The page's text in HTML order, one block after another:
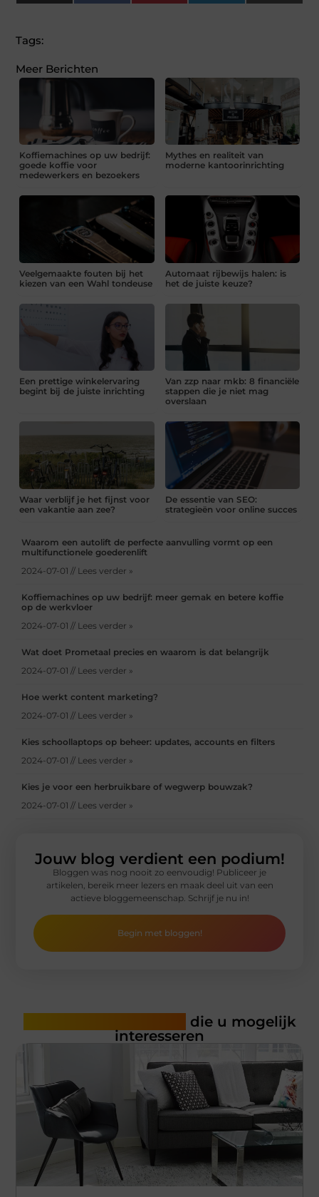
(Twitter)
Tags:
Meer Berichten
Koffiemachines op uw bedrijf:
goede koffie voor
medewerkers en bezoekers
Mythes en realiteit van
moderne kantoorinrichting
Veelgemaakte fouten bij het
kiezen van een Wahl tondeuse
Automaat rijbewijs halen: is
het de juiste keuze?
Een prettige winkelervaring
begint bij de juiste inrichting
Van zzp naar mkb: 8 financiële
stappen die je niet mag
overslaan
Waar verblijf je het fijnst voor
een vakantie aan zee?
De essentie van SEO:
strategieën voor online succes
Waarom een autolift de perfecte aanvulling vormt op een
multifunctionele goederenlift
2024-07-01 // Lees verder »
Koffiemachines op uw bedrijf: meer gemak en betere koffie
op de werkvloer
2024-07-01 // Lees verder »
Wat doet Prometaal precies en waarom is dat belangrijk
2024-07-01 // Lees verder »
Hoe werkt content marketing?
2024-07-01 // Lees verder »
Kies schoollaptops op beheer: updates, accounts en filters
2024-07-01 // Lees verder »
Kies je voor een herbruikbare of wegwerp bouwzak?
2024-07-01 // Lees verder »
Jouw blog verdient een podium!
Bloggen was nog nooit zo eenvoudig! Publiceer je
artikelen, bereik meer lezers en maak deel uit van een
actieve bloggemeenschap. Schrijf je nu in!
Begin met bloggen!
die u mogelijk
interesseren